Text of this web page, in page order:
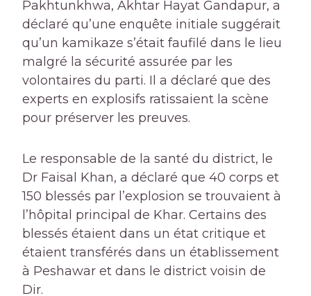
Pakhtunkhwa, Akhtar Hayat Gandapur, a
déclaré qu’une enquête initiale suggérait
qu’un kamikaze s’était faufilé dans le lieu
malgré la sécurité assurée par les
volontaires du parti. Il a déclaré que des
experts en explosifs ratissaient la scène
pour préserver les preuves.
Le responsable de la santé du district, le
Dr Faisal Khan, a déclaré que 40 corps et
150 blessés par l’explosion se trouvaient à
l’hôpital principal de Khar. Certains des
blessés étaient dans un état critique et
étaient transférés dans un établissement
à Peshawar et dans le district voisin de
Dir.